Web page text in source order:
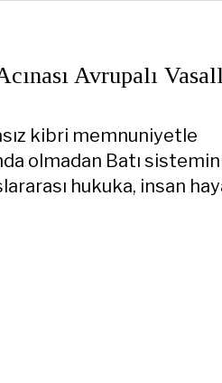
Avrupalı
kibri memnuniyetle
olmadan Batı
hukuka, insan